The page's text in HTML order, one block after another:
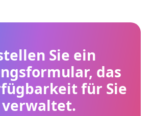
Sie ein
das
für Sie
verwaltet.